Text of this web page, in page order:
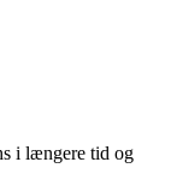
i længere tid og